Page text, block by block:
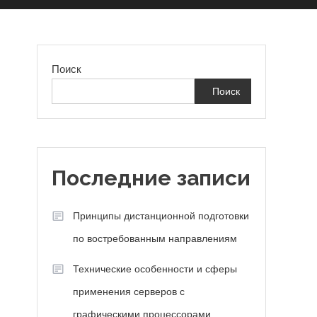
Поиск
Поиск
Последние записи
Принципы дистанционной подготовки
по востребованным направлениям
Технические особенности и сферы
применения серверов с
графическими процессорами